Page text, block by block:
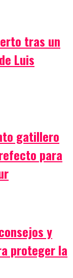
tras un
Luis
gatillero
para
y
proteger la